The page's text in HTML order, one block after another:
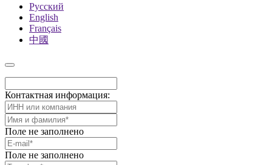
Русский
English
Français
中國
Контактная информация:
Поле не заполнено
Поле не заполнено